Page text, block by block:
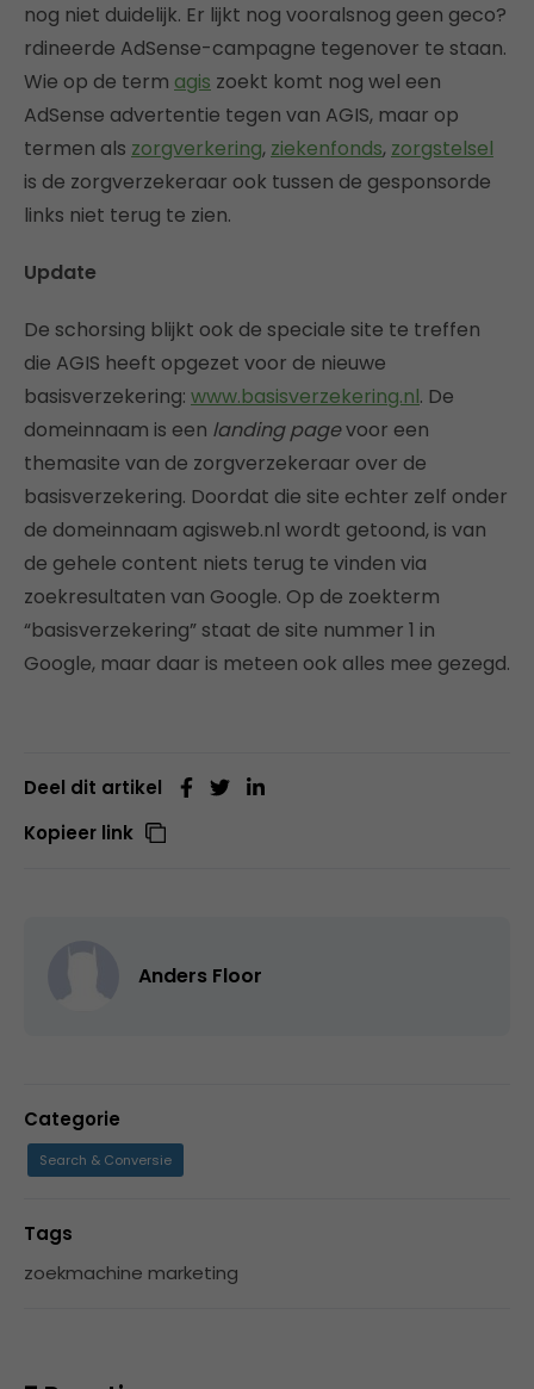
nog niet duidelijk. Er lijkt nog vooralsnog geen geco?
rdineerde AdSense-campagne tegenover te staan.
Wie op de term agis zoekt komt nog wel een
AdSense advertentie tegen van AGIS, maar op
termen als zorgverkering, ziekenfonds, zorgstelsel
is de zorgverzekeraar ook tussen de gesponsorde
links niet terug te zien.
Update
De schorsing blijkt ook de speciale site te treffen
die AGIS heeft opgezet voor de nieuwe
basisverzekering: www.basisverzekering.nl. De
domeinnaam is een landing pagevoor een
themasite van de zorgverzekeraar over de
basisverzekering. Doordat die site echter zelf onder
de domeinnaam agisweb.nl wordt getoond, is van
de gehele content niets terug te vinden via
zoekresultaten van Google. Op de zoekterm
“basisverzekering” staat de site nummer 1 in
Google, maar daar is meteen ook alles mee gezegd.
Deel dit artikel
Kopieer link
Anders Floor
Categorie
Search & Conversie
Tags
zoekmachine marketing